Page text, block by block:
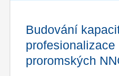
Budování
proromských